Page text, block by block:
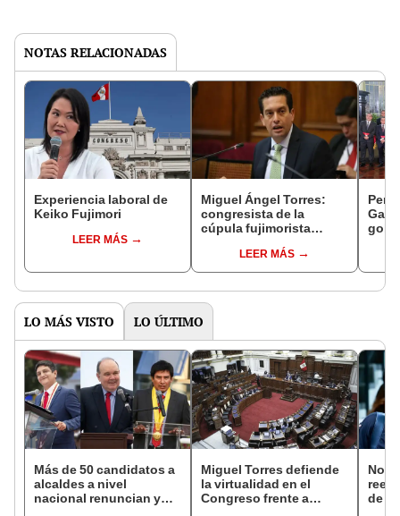
NOTAS RELACIONADAS
Experiencia laboral de
Keiko Fujimori
LEER MÁS
Miguel Ángel Torres:
congresista de la
cúpula fujimorista
del SenadoLEER MÁS
LO MÁS VISTO LO ÚLTIMO
Más de 50 candidatos a
alcaldes a nivel
nacional renuncian y
Miguel Torres defiende
la virtualidad en el
Congreso frente a
de